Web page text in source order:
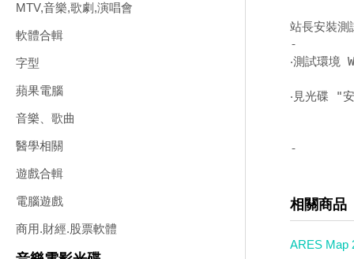
MTV,音樂,歌劇,演唱會
軟體合輯
字型
蘋果電腦
音樂、歌曲
醫學相關
遊戲合輯
電腦遊戲
商用.財經.股票軟體
站長安裝
-
‧測試環境
‧見光碟 "
-
相關商品
ARES Map